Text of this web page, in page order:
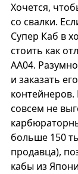
Хочется,
со свалки.
Супер Каб в
стоить как
АА04.
и заказать
совсем не
больше 150
продавца),
кабы из